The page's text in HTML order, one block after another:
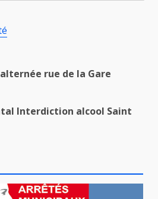
rue de la Gare
Interdiction alcool Saint